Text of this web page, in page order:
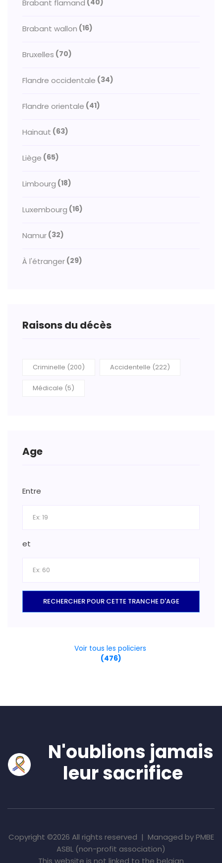
Brabant flamand (40)
Brabant wallon (16)
Bruxelles (70)
Flandre occidentale (34)
Flandre orientale (41)
Hainaut (63)
Liège (65)
Limbourg (18)
Luxembourg (16)
Namur (32)
À l'étranger (29)
Raisons du décès
Criminelle (200) Accidentelle (222)
Médicale (5)
Age
Entre
et
RECHERCHER POUR CETTE TRANCHE D'AGE
Voir tous les policiers
(476)
N'oublions jamais
leur sacrifice
Copyright ©2026 All rights reserved | Managed by PMBE
ASBL (non-profit association)
This website is not linked to the belgian